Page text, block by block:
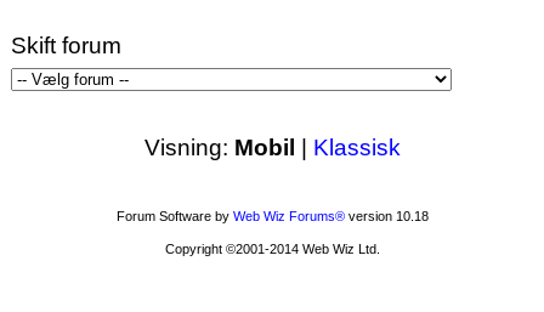
Skift forum
Visning: Mobil | Klassisk
Forum Software by Web Wiz Forums®version 10.18
Copyright ©2001-2014 Web Wiz Ltd.